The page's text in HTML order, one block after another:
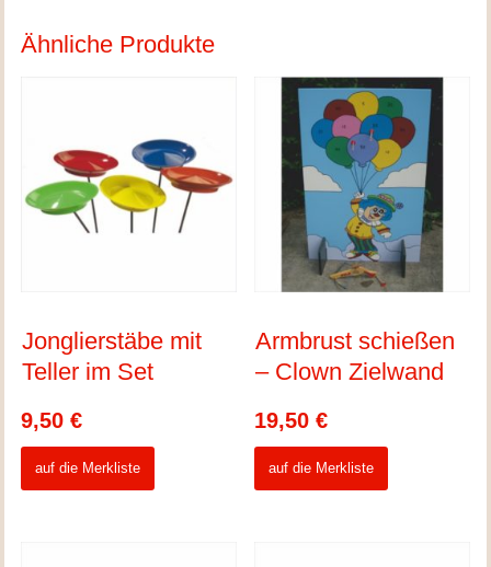
Ähnliche Produkte
Jonglierstäbe mit
Teller im Set
9,50€
auf die Merkliste
Armbrust schießen
– Clown Zielwand
19,50€
auf die Merkliste